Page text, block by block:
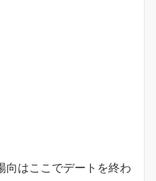
向はここでデートを終わ